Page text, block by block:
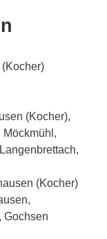
(Kocher),
Möckmühl,
(Kocher)
Gochsen